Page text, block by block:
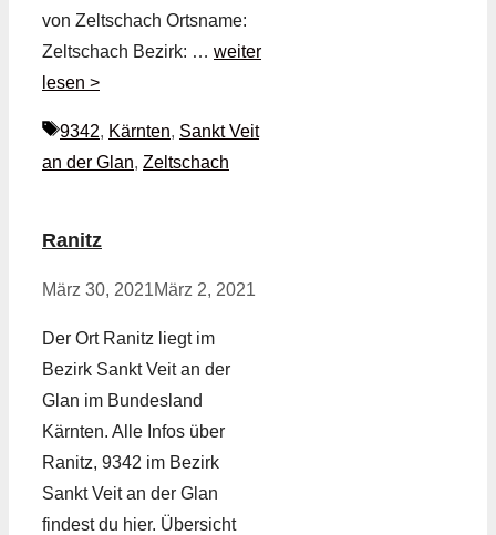
von Zeltschach Ortsname:
Zeltschach Bezirk: … weiter
lesen >
Schlagwörter
9342, Kärnten, Sankt Veit
an der Glan, Zeltschach
Ranitz
März 30, 2021März 2, 2021
Der Ort Ranitz liegt im
Bezirk Sankt Veit an der
Glan im Bundesland
Kärnten. Alle Infos über
Ranitz, 9342 im Bezirk
Sankt Veit an der Glan
findest du hier. Übersicht